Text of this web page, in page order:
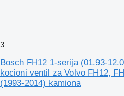
3
Bosch FH12 1-serija (01.93-
kocioni ventil za Volvo FH12,
(1993-2014) kamiona